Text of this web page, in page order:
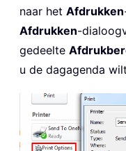
naar het Afdrukken
Afdrukken-
gedeelte
u de dagagenda